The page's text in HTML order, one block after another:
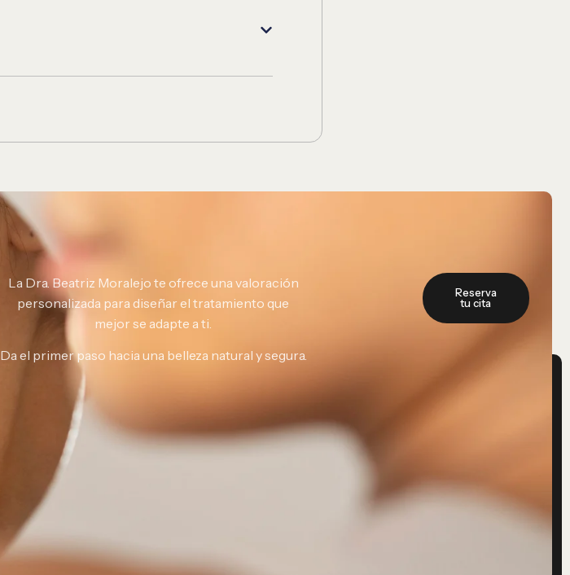
La Dra. Beatriz Moralejo te ofrece una valoración
personalizada para diseñar el tratamiento que
mejor se adapte a ti.
Da el primer paso hacia una belleza natural y segura.
Reserva
tu cita